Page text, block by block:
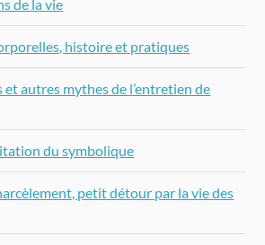
de la vie
histoire et pratiques
autres mythes de l’entretien de
du symbolique
petit détour par la vie des